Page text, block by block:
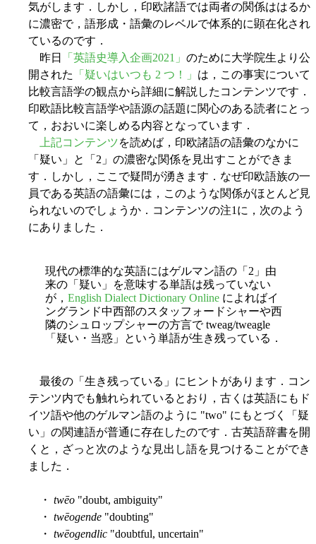
気がします．しかし，印欧諸語では両者の関係ははるか
に濃密で，語形成・語彙のレベルで体系的に顕在化され
ているのです．
昨日
「英語史導入企画2021」 のために大学院生より公
開された
「疑いはいつも 2 つ！」 は，この事実について
比較言語学の観点から詳細に解説したコンテンツです．
印欧語比較言語学や語源の話題に関心のある読者にとっ
て，おおいに楽しめる内容となっています．
上記コンテンツを読めば，印欧諸語の語彙のなかに
「疑い」と「2」の濃密な関係を見出すことができま
す．しかし，ここで疑問が湧きます．なぜ印欧語族の一
員である英語の語彙には，このような関係がほとんど見
られないのでしょうか．コンテンツの注1に，次のよう
にありました．
現代の標準的な英語にはゲルマン語の「2」由
来の「疑い」を意味する単語は残っていない
が， English Dialect Dictionary Online によればイ
ングランド中西部のスタッフォードシャーや西
隣のシュロップシャーの方言で tweag/tweagle
「疑い・当惑」という単語が生き残っている．
最後の「生き残っている」にヒントがあります．コン
テンツ内でも触れられているとおり，古くは英語にもド
イツ語や他のゲルマン語のように "two" にもとづく「疑
い」の関連語が普通に存在したのです．古英語辞書を開
くと，ざっと次のような見出し語を見つけることができ
ました．
・ twēo "doubt, ambiguity"
・ twēogende "doubting"
・ twēogendlic "doubtful, uncertain"